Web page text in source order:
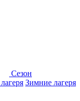
Сезон
Зимние лагеря